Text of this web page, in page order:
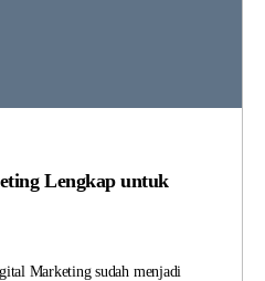
Lengkap untuk
Marketing sudah menjadi